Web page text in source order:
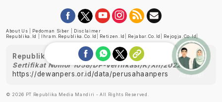
About Us Pedoman Siber
Disclaimer
Republika.id
Ihram.republika.co.id Retizen.id Rejabar.co.id Rejogja.co.id|
Republika telah diverifikasi oleh Dewan Pers
Sertifikat Nomor 1058/DP-Verifikasi/K/XII/2022
https://dewanpers.or.id/data/perusahaanpers
© 2026 PT Republika Media Mandiri - All Rights Reserved.
Ask me!